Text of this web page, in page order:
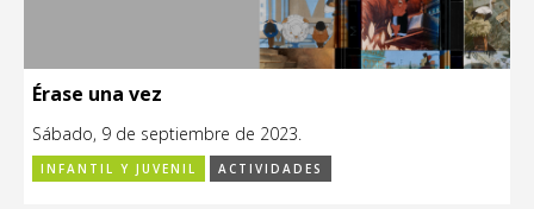
Érase una vez
Sábado, 9 de septiembre de 2023.
INFANTIL Y JUVENIL ACTIVIDADES